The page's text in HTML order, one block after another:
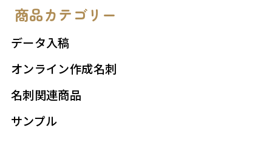
商品カテゴリー
データ入稿
オンライン作成名刺
名刺関連商品
サンプル